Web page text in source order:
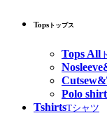
Tops トップス
Tops All
Polo
TshirtsTシャツ